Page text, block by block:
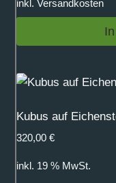
inkl. Versandkosten
Kubus auf
320,00 €
inkl. 19 % MwSt.